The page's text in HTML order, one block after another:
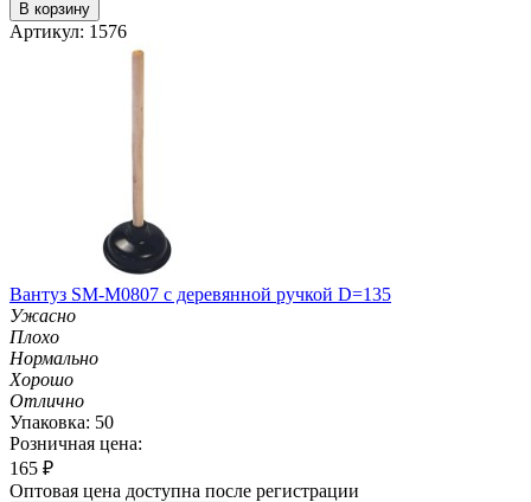
В корзину
Артикул: 1576
Вантуз SM-M0807 с деревянной ручкой D=135
Ужасно
Плохо
Нормально
Хорошо
Отлично
Упаковка: 50
Розничная цена:
165 ₽
Оптовая цена доступна после регистрации